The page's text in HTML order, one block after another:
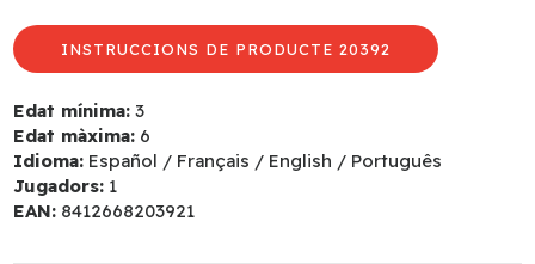
INSTRUCCIONS DE PRODUCTE 20392
Edat mínima: 3
Edat màxima: 6
Idioma: Español / Français / English / Português
Jugadors: 1
EAN: 8412668203921